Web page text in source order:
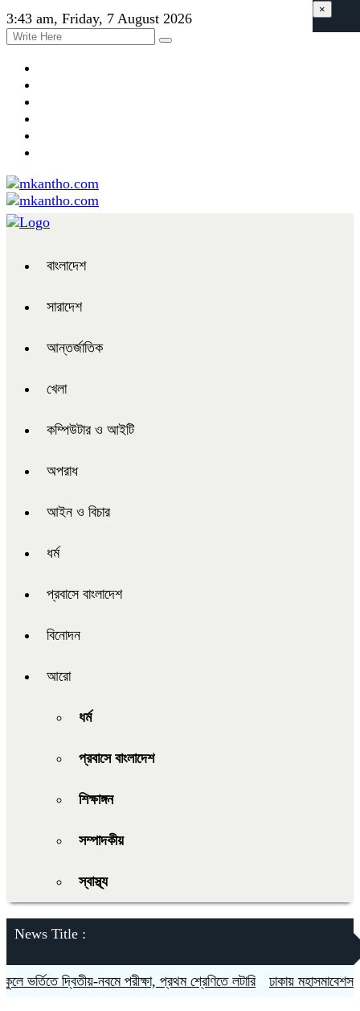
3:43 am, Friday, 7 August 2026
বাংলাদেশ
সারাদেশ
আন্তর্জাতিক
খেলা
কম্পিউটার ও আইটি
অপরাধ
আইন ও বিচার
ধর্ম
প্রবাসে বাংলাদেশ
বিনোদন
আরো
ধর্ম
প্রবাসে বাংলাদেশ
শিক্ষাঙ্গন
সম্পাদকীয়
স্বাস্থ্য
News Title :
ভর্তিতে দ্বিতীয়-নবমে পরীক্ষা, প্রথম শ্রেণিতে লটারি ঢাকায় মহাসমাবেশসহ
×